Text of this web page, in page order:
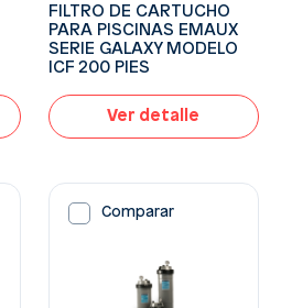
FILTRO DE CARTUCHO
PARA PISCINAS EMAUX
SERIE GALAXY MODELO
ICF 200 PIES
Ver detalle
Comparar